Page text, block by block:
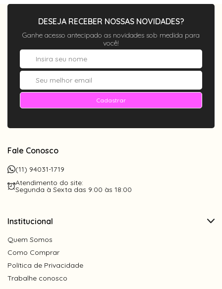
DESEJA RECEBER NOSSAS NOVIDADES?
Ganhe acesso antecipado as novidades sob medida para
você!
Cadastrar
Fale Conosco
(11) 94031-1719
Atendimento do site:
Segunda à Sexta das 9:00 às 18:00
Institucional
Quem Somos
Como Comprar
Política de Privacidade
Trabalhe conosco